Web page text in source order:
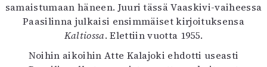
samaistumaan häneen. Juuri tässä Vaaskivi-vaiheessa
Paasilinna julkaisi ensimmäiset kirjoituksensa
Kaltiossa. Elettiin vuotta 1955.
Noihin aikoihin Atte Kalajoki ehdotti useasti